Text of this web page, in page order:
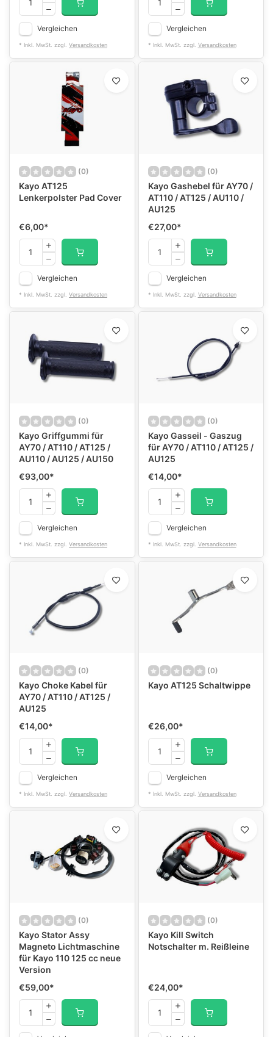
Vergleichen
* Inkl. MwSt. zzgl. Versandkosten
Vergleichen
* Inkl. MwSt. zzgl. Versandkosten
(0)
Kayo AT125
Lenkerpolster Pad Cover
€6,00*
Vergleichen
* Inkl. MwSt. zzgl. Versandkosten
(0)
Kayo Gashebel für AY70 /
AT110 / AT125 / AU110 /
AU125
€27,00*
Vergleichen
* Inkl. MwSt. zzgl. Versandkosten
(0)
Kayo Griffgummi für
AY70 / AT110 / AT125 /
AU110 / AU125 / AU150
€93,00*
Vergleichen
* Inkl. MwSt. zzgl. Versandkosten
(0)
Kayo Gasseil - Gaszug
für AY70 / AT110 / AT125 /
AU125
€14,00*
Vergleichen
* Inkl. MwSt. zzgl. Versandkosten
(0)
Kayo Choke Kabel für
AY70 / AT110 / AT125 /
AU125
€14,00*
Vergleichen
* Inkl. MwSt. zzgl. Versandkosten
(0)
Kayo AT125 Schaltwippe
€26,00*
Vergleichen
* Inkl. MwSt. zzgl. Versandkosten
(0)
Kayo Stator Assy
Magneto Lichtmaschine
für Kayo 110 125 cc neue
Version
€59,00*
(0)
Kayo Kill Switch
Notschalter m. Reißleine
€24,00*